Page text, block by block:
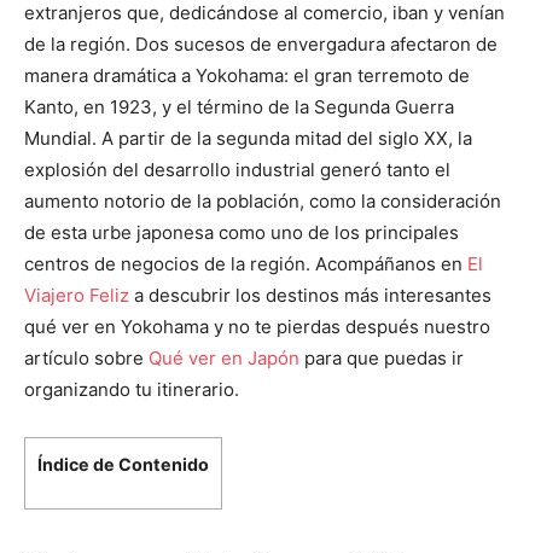
extranjeros que, dedicándose al comercio, iban y venían
de la región. Dos sucesos de envergadura afectaron de
manera dramática a Yokohama: el gran terremoto de
Kanto, en 1923, y el término de la Segunda Guerra
Mundial. A partir de la segunda mitad del siglo XX, la
explosión del desarrollo industrial generó tanto el
aumento notorio de la población, como la consideración
de esta urbe japonesa como uno de los principales
centros de negocios de la región. Acompáñanos en El
Viajero Feliz a descubrir los destinos más interesantes
qué ver en Yokohama y no te pierdas después nuestro
artículo sobre Qué ver en Japón para que puedas ir
organizando tu itinerario.
Índice de Contenido